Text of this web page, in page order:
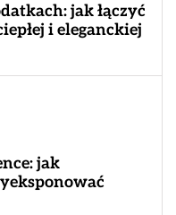
jak łączyć
i eleganckiej
jak